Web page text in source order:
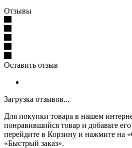
Отзывы
Оставить отзыв
Загрузка отзывов...
Для покупки товара в нашем
понравившийся товар и добавьте
перейдите в Корзину и нажмите на
«Быстрый заказ».